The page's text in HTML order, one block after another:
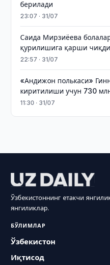
берилади
23:07 · 31/07
Саида Мирзиёева
қурилишига қарши чиқди
22:57 · 31/07
«Андижон полькаси»
киритилиши учун 730
11:30 · 31/07
Ўзбекистоннинг етакчи
янгиликлар.
БЎЛИМЛАР
Ўзбекистон
Иқтисод